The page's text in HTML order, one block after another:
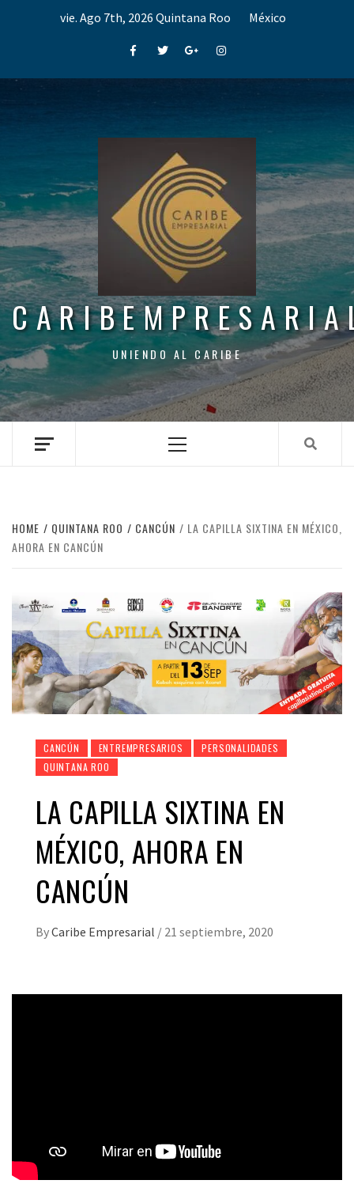
vie. Ago 7th, 2026 Quintana Roo México
FacebookTwitterGoogle+Instagram
UNIENDO AL CARIBE
Menu
HOME QUINTANA ROO CANCÚN
LA CAPILLA SIXTINA EN MÉXICO,
AHORA EN CANCÚN
CANCÚN ENTREMPRESARIOS
PERSONALIDADES
QUINTANA ROO
LA CAPILLA SIXTINA EN
MÉXICO, AHORA EN
CANCÚN
ByCaribe Empresarial / 21 septiembre, 2020